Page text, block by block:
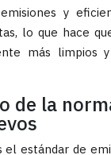
y
lo que hace
más limpios
de la
el estándar de